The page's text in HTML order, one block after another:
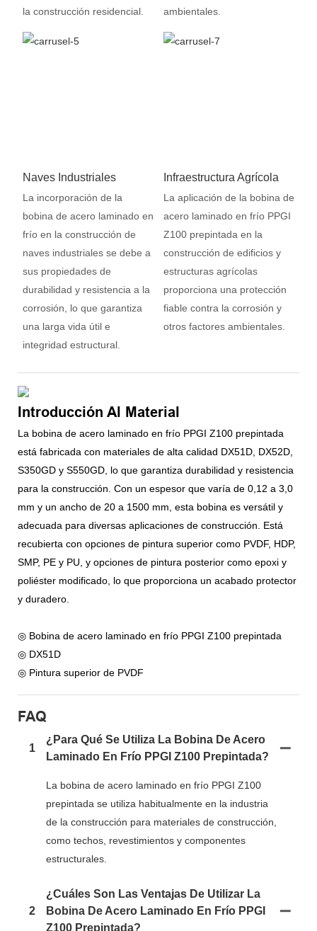
la construcción residencial. ambientales.
Naves Industriales
La incorporación de la
bobina de acero laminado en
frío en la construcción de
naves industriales se debe a
sus propiedades de
durabilidad y resistencia a la
corrosión, lo que garantiza
una larga vida útil e
integridad estructural.
Infraestructura Agrícola
La aplicación de la bobina de
acero laminado en frío PPGI
Z100 prepintada en la
construcción de edificios y
estructuras agrícolas
proporciona una protección
fiable contra la corrosión y
otros factores ambientales.
Introducción Al Material
La bobina de acero laminado en frío PPGI Z100 prepintada
está fabricada con materiales de alta calidad DX51D, DX52D,
S350GD y S550GD, lo que garantiza durabilidad y resistencia
para la construcción. Con un espesor que varía de 0,12 a 3,0
mm y un ancho de 20 a 1500 mm, esta bobina es versátil y
adecuada para diversas aplicaciones de construcción. Está
recubierta con opciones de pintura superior como PVDF, HDP,
SMP, PE y PU, y opciones de pintura posterior como epoxi y
poliéster modificado, lo que proporciona un acabado protector
y duradero.
◎ Bobina de acero laminado en frío PPGI Z100 prepintada
◎ DX51D
◎ Pintura superior de PVDF
FAQ
1
¿Para Qué Se Utiliza La Bobina De Acero
Laminado En Frío PPGI Z100 Prepintada?
La bobina de acero laminado en frío PPGI Z100
prepintada se utiliza habitualmente en la industria
de la construcción para materiales de construcción,
como techos, revestimientos y componentes
estructurales.
2
¿Cuáles Son Las Ventajas De Utilizar La
Bobina De Acero Laminado En Frío PPGI
Z100 Prepintada?